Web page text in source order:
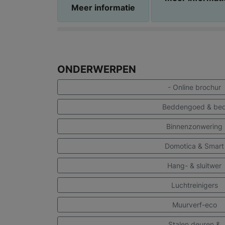
Meer informatie
ONDERWERPEN
- Online brochur
Beddengoed &
Binnenzonwering
Domotica & Smart
Hang- & sluitwer
Luchtreinigers
Muurverf-eco